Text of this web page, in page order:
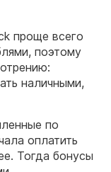
проще всего
поэтому
наличными,
по
оплатить
Тогда бонусы